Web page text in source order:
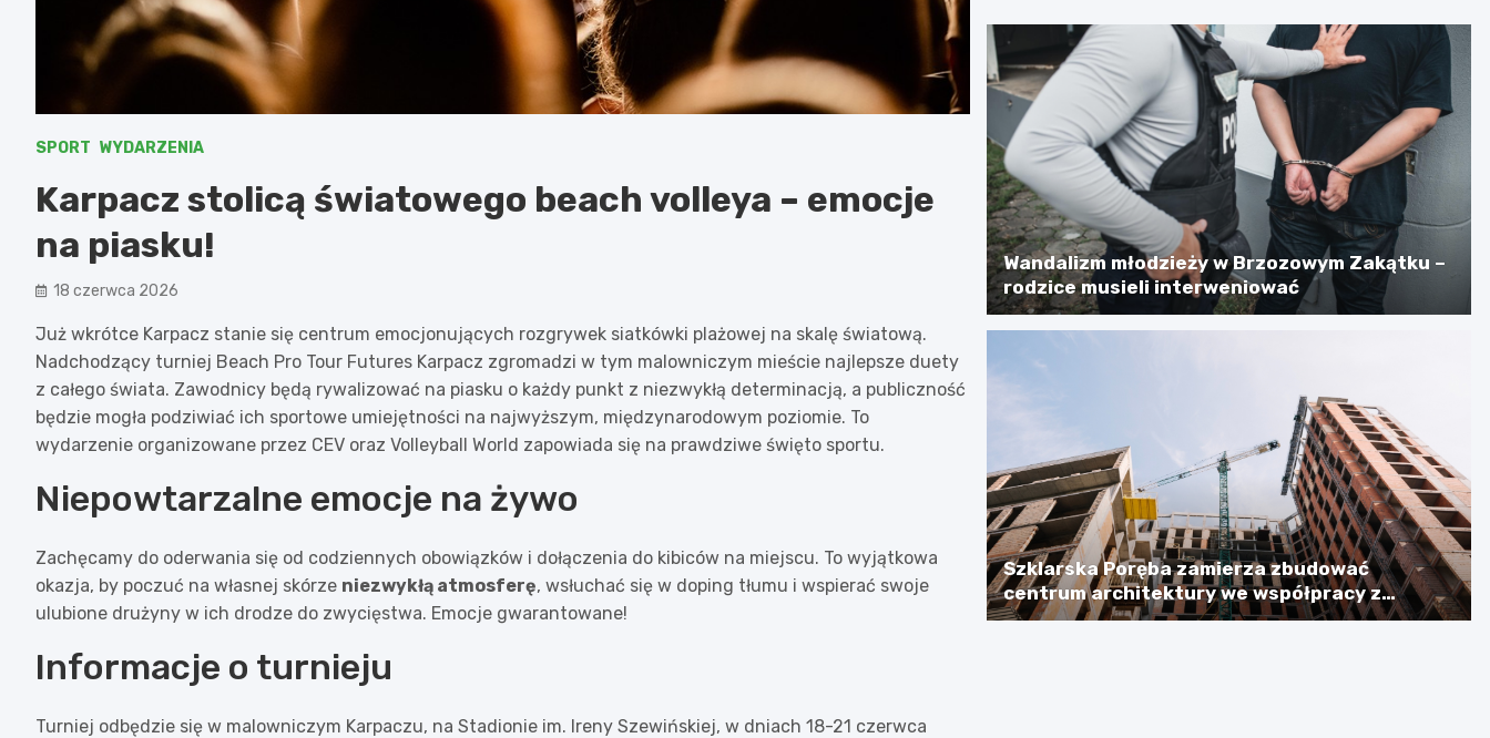
SPORT WYDARZENIA
Karpacz stolicą światowego beach volleya – emocje
na piasku!
18 czerwca 2026
Już wkrótce Karpacz stanie się centrum emocjonujących rozgrywek siatkówki plażowej na skalę światową.
Nadchodzący turniej Beach Pro Tour Futures Karpacz zgromadzi w tym malowniczym mieście najlepsze duety
z całego świata. Zawodnicy będą rywalizować na piasku o każdy punkt z niezwykłą determinacją, a publiczność
będzie mogła podziwiać ich sportowe umiejętności na najwyższym, międzynarodowym poziomie. To
wydarzenie organizowane przez CEV oraz Volleyball World zapowiada się na prawdziwe święto sportu.
Niepowtarzalne emocje na żywo
Zachęcamy do oderwania się od codziennych obowiązków i dołączenia do kibiców na miejscu. To wyjątkowa
okazja, by poczuć na własnej skórze niezwykłą atmosferę, wsłuchać się w doping tłumu i wspierać swoje
ulubione drużyny w ich drodze do zwycięstwa. Emocje gwarantowane!
Informacje o turnieju
Turniej odbędzie się w malowniczym Karpaczu, na Stadionie im. Ireny Szewińskiej, w dniach 18-21 czerwca
Wandalizm młodzieży w Brzozowym Zakątku –
rodzice musieli interweniować
Szklarska Poręba zamierza zbudować
centrum architektury we współpracy z
Niemcami, licząc na dotację w wysokości